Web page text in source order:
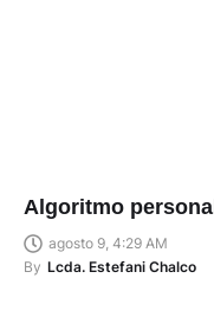
Algoritmo personal
agosto 9, 4:29 AM
By Lcda. Estefani Chalco